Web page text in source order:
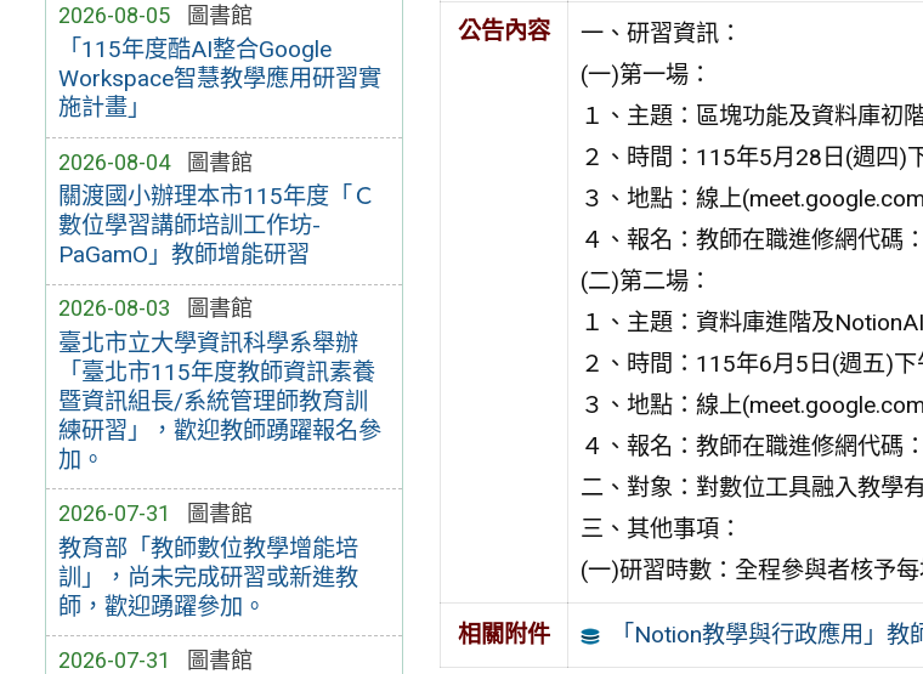
2026-08-05 圖書館
「115年度酷AI整合Google
Workspace智慧教學應用研習實
施計畫」
2026-08-04 圖書館
關渡國小辦理本市115年度「Ｃ
數位學習講師培訓工作坊-
PaGamO」教師增能研習
2026-08-03 圖書館
臺北市立大學資訊科學系舉辦
「臺北市115年度教師資訊素養
暨資訊組長/系統管理師教育訓
練研習」，歡迎教師踴躍報名參
加。
2026-07-31 圖書館
教育部「教師數位教學增能培
訓」，尚未完成研習或新進教
師，歡迎踴躍參加。
2026-07-31 圖書館
公告內容
一、研習資訊：
(一)第一場：
１、主題：區塊功能及資料庫初
２、時間：115年5月28日(週四)
３、地點：線上
４、報名：教師在職進修網代碼
(二)第二場：
１、主題：資料庫進階及
２、時間：115年6月5日(週五)
３、地點：線上
４、報名：教師在職進修網代碼
二、對象：對數位工具融入教學
三、其他事項：
(一)研習時數：全程參與者核予
相關附件 「Notion教學與行政應用」